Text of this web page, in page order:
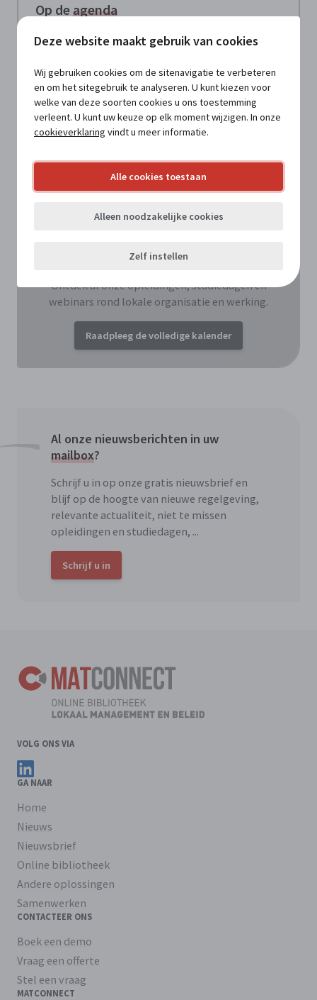
Deze website maakt gebruik van cookies
Wij gebruiken cookies om de sitenavigatie te verbeteren
en om het sitegebruik te analyseren. U kunt kiezen voor
welke van deze soorten cookies u ons toestemming
verleent. U kunt uw keuze op elk moment wijzigen. In onze
cookieverklaring vindt u meer informatie.
Alle cookies toestaan
Alleen noodzakelijke cookies
Zelf instellen
Op deagenda
Zomerwebinar: Hoe maak je een
waarom lukt dat zo vaak niet?
27/08/2026 Online (live webinar)
GRATIS webinar | "Basisopleiding
Subsidiemanager & Subsidiematcher"
Politiek-ambtelijke samenwerking
voor leidinggevenden
Benieuwd naar meer opleidingen?
Ontdek al onze opleidingen, studiedagen en
webinars rond lokale organisatie en werking.
Raadpleeg de volledige kalender
Al onze nieuwsberichten in uw
mailbox?
Schrijf u in op onze gratis nieuwsbrief en
blijf op de hoogte van nieuwe regelgeving,
relevante actualiteit, niet te missen
opleidingen en studiedagen, ...
Schrijf u in
VOLG ONS VIA
Volg ons op LinkedIn
GA NAAR
Home
Nieuws
Nieuwsbrief
Online bibliotheek
Andere oplossingen
Samenwerken
CONTACTEER ONS
Boek een demo
Vraag een offerte
Stel een vraag
MATCONNECT